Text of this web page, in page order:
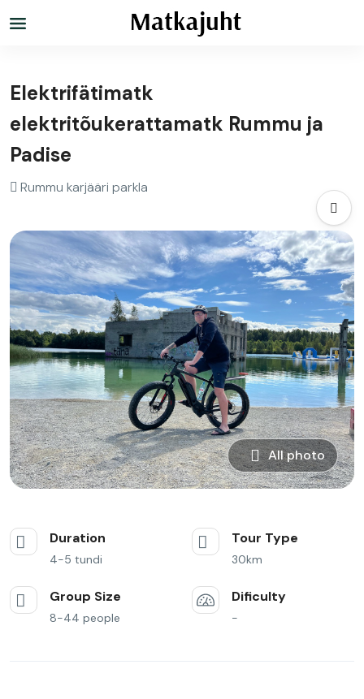
Elektrifätimatk
elektritõukerattamatk Rummu ja
Padise
Rummu karjääri parkla
All photo
Duration
4-5 tundi
Tour Type
30km
Group Size
8-44 people
Dificulty
-